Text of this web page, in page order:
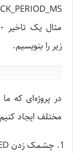
زیر را بنویسیم.
مختلف ایجاد
چشمک زدن LED پین ۸ با فرکانس 200ms